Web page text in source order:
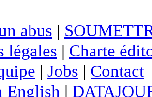
abus |
légales | Charte
| Jobs | Contact
English |